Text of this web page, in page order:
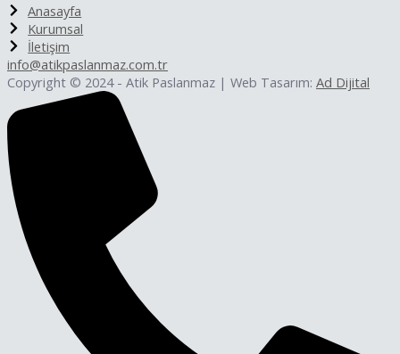
Anasayfa
Kurumsal
İletişim
info@atikpaslanmaz.com.tr
Copyright © 2024 - Atik Paslanmaz | Web Tasarım: Ad Dijital